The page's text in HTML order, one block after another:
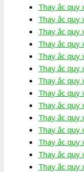
Thay ắc quy
Thay ắc quy
Thay ắc quy
Thay ắc quy
Thay ắc quy
Thay ắc quy
Thay ắc
Thay ắc quy
Thay ắc quy
Thay ắc quy
Thay ắc quy
Thay ắc quy
Thay ắc quy
Thay ắc quy